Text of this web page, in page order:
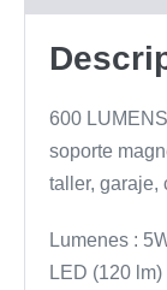
600
soporte
taller, garaje,
Lumenes :
LED (120 lm)